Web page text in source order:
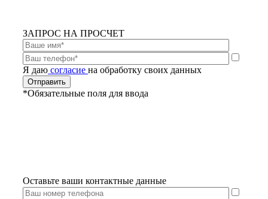
ЗАПРОС НА ПРОСЧЕТ
Я даю согласие на обработку своих данных
*Обязательные поля для ввода
Оставьте ваши контактные данные